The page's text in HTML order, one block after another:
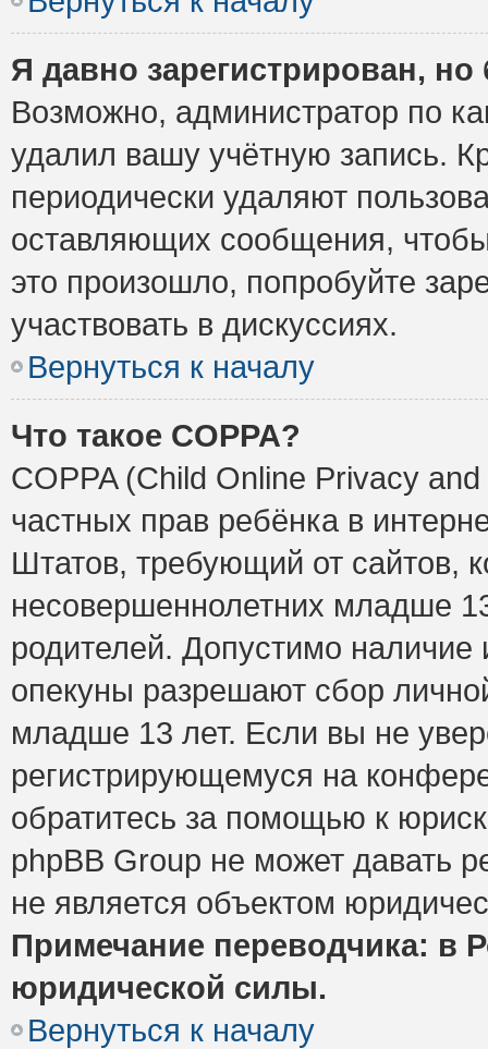
Я давно зарегистрирован,
Возможно, администратор по
удалил вашу учётную запись.
периодически удаляют
оставляющих сообщения,
это произошло, попробуйте
участвовать в дискуссиях.
Вернуться к началу
Что такое COPPA?
COPPA (Child Online Privacy
частных прав ребёнка в
Штатов, требующий от сайтов,
несовершеннолетних младше
родителей. Допустимо наличие
опекуны разрешают сбор
младше 13 лет. Если вы не
регистрирующемуся на
обратитесь за помощью к
phpBB Group не может давать
не является объектом
Примечание переводчика: в
юридической силы.
Вернуться к началу